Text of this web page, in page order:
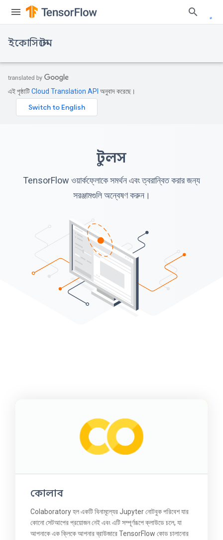
ইকোসিস্টেম
এই পৃষ্ঠাটিCloud Translation API অনুবাদ করেছে।
টুলস
TensorFlow ওয়ার্কফ্লোকে সমর্থন এবং ত্বরান্বিত করার জন্য
সরঞ্জামগুলি অন্বেষণ করুন।
কোলাব
Colaboratory হল একটি বিনামূল্যের Jupyter নোটবুক পরিবেশ যার
কোনো সেটআপের প্রয়োজন নেই এবং এটি সম্পূর্ণরূপে ক্লাউডে চলে, যা
আপনাকে এক ক্লিকে আপনার ব্রাউজারে TensorFlow কোড চালানোর